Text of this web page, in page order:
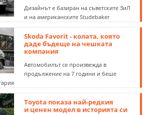
Дизайнът е базиран на съветските ЗиЛ
и на американските Studebaker
Skoda Favorit - колата, която
даде бъдеще на чешката
компания
Автомобилът се произвежда в
продължение на 7 години и беше
Toyota показа най-редкия
и ценен модел в историята си